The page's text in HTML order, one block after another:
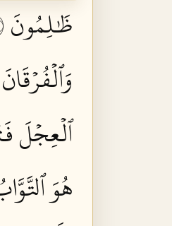
ظَٰلِمُونَ ٥١
ٱلۡعِجۡلَ
هُوَ